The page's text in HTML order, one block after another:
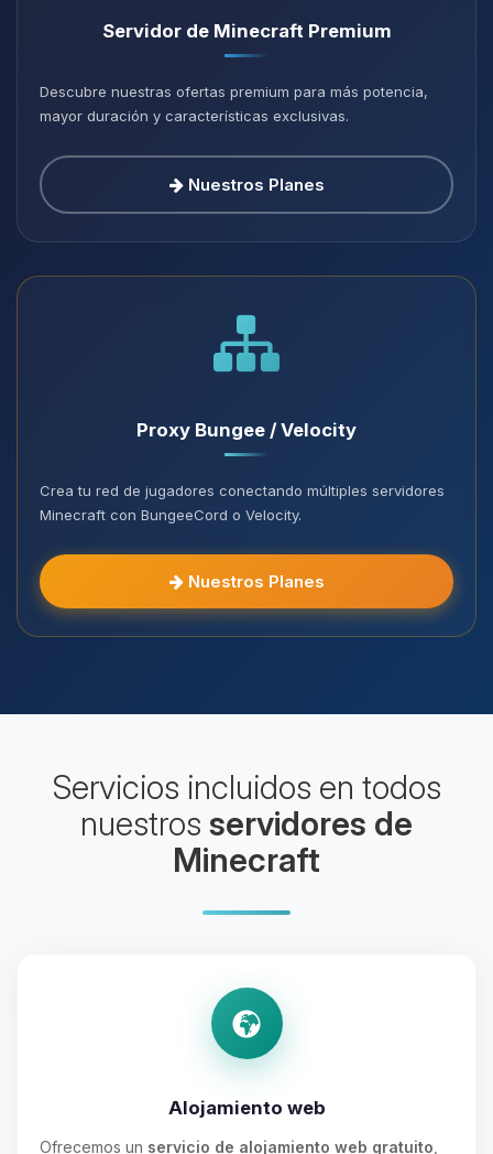
Servidor de Minecraft Premium
Descubre nuestras ofertas premium para más potencia,
mayor duración y características exclusivas.
Nuestros Planes
Proxy Bungee / Velocity
Crea tu red de jugadores conectando múltiples servidores
Minecraft con BungeeCord o Velocity.
Nuestros Planes
Servicios incluidos en todos
nuestros servidores de
Minecraft
Alojamiento web
Ofrecemos un servicio de alojamiento web gratuito